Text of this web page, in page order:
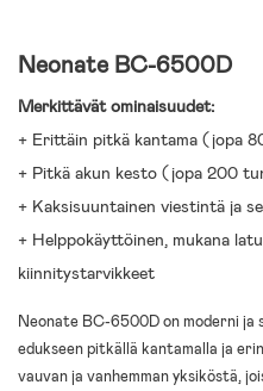
Neonate BC-6500D
Merkittävät ominaisuudet:
+ Erittäin pitkä kantama (jopa
+ Pitkä akun kesto (jopa 200
+ Kaksisuuntainen viestintä ja
+ Helppokäyttöinen, mukana
kiinnitystarvikkeet
Neonate BC-6500D on moderni
edukseen pitkällä kantamalla ja
vauvan ja vanhemman yksiköstä,